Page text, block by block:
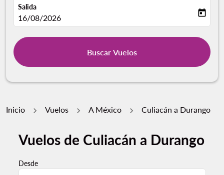
Salida
fc-booking-departure-date-aria-label
16/08/2026 today
Buscar Vuelos
Inicio Vuelos A México Culiacán a Durango
Vuelos de Culiacán a Durango
Desde
Por favor, intente actualizar su ruta (origen y / o